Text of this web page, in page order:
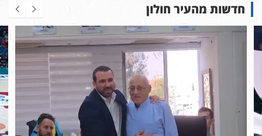
חדשות מהעיר חולון